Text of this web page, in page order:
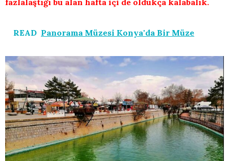
fazlalaştığı bu alan hafta içi de oldukça kalabalık.
READ Panorama Müzesi Konya'da Bir Müze